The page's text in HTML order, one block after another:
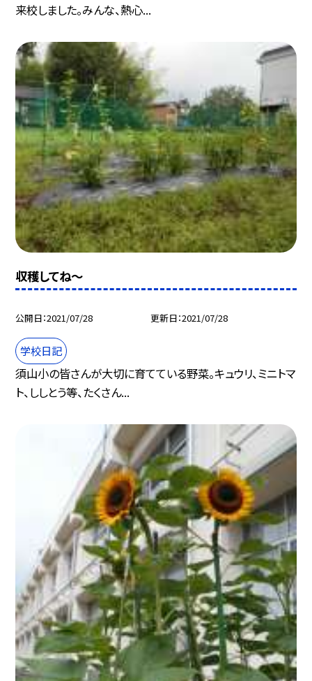
来校しました。みんな、熱心...
収穫してね〜
公開日 2021/07/28 更新日 2021/07/28
学校日記
須山小の皆さんが大切に育てている野菜。キュウリ、ミニトマ
ト、ししとう等、たくさん...